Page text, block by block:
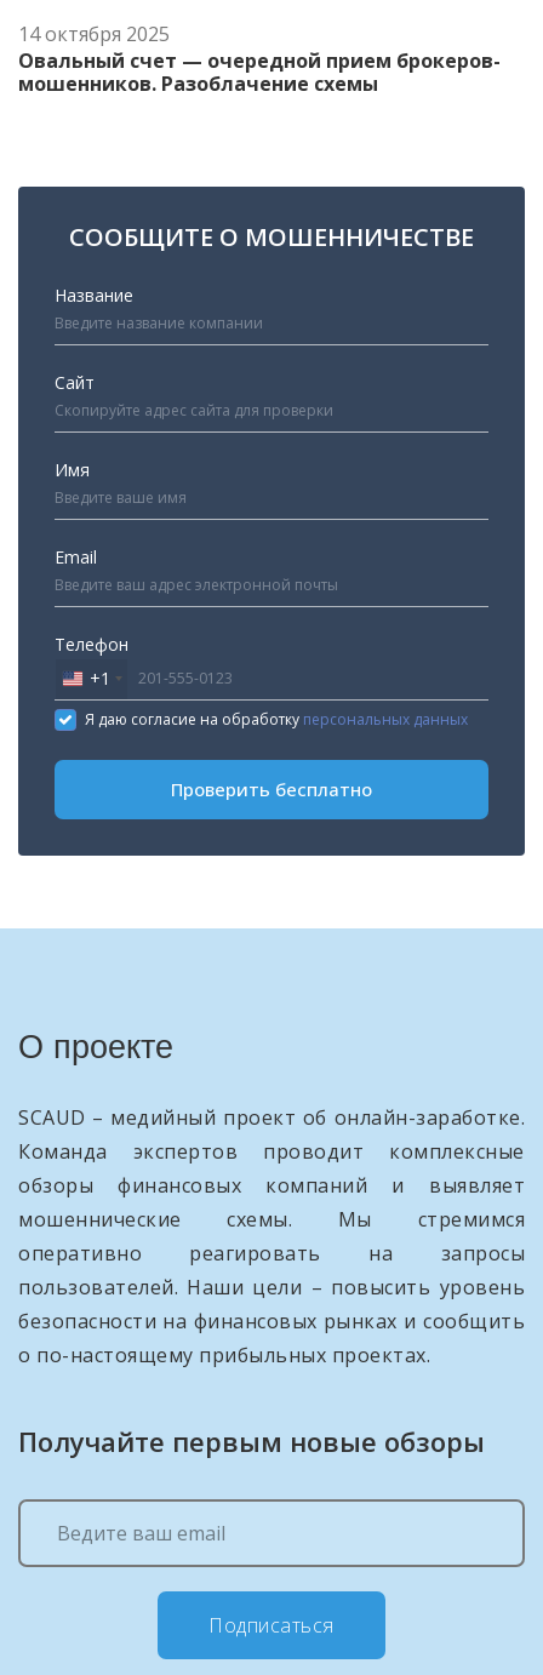
14 октября 2025
Овальный счет — очередной прием брокеров-
мошенников. Разоблачение схемы
СООБЩИТЕ О МОШЕННИЧЕСТВЕ
Название
Сайт
Имя
Email
Телефон
United
States
+1
+1
Я даю согласие на обработку персональных данных
Проверить бесплатно
О проекте
SCAUD – медийный проект об онлайн-заработке.
Команда экспертов проводит комплексные
обзоры финансовых компаний и выявляет
мошеннические схемы. Мы стремимся
оперативно реагировать на запросы
пользователей. Наши цели – повысить уровень
безопасности на финансовых рынках и сообщить
о по-настоящему прибыльных проектах.
Получайте первым новые обзоры
Подписаться